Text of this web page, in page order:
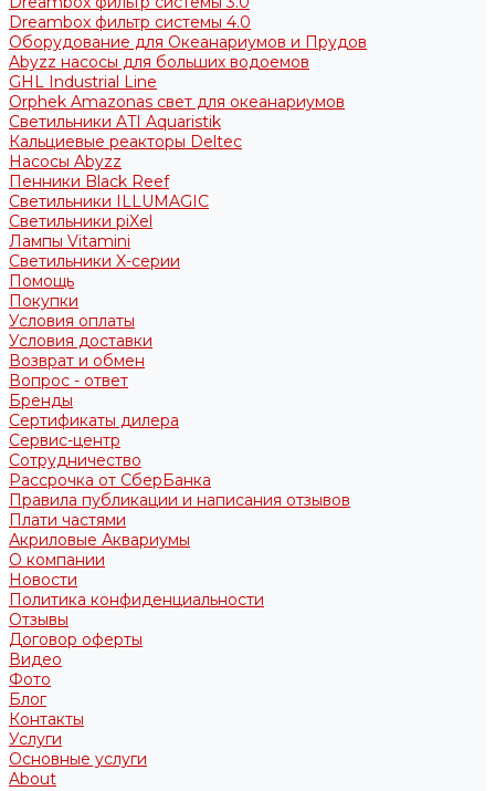
Dreambox фильтр системы 4.0
Оборудование для Океанариумов и Прудов
Abyzz насосы для больших водоемов
GHL Industrial Line
Orphek Amazonas свет для океанариумов
Светильники ATI Aquaristik
Кальциевые реакторы Deltec
Насосы Abyzz
Пенники Black Reef
Светильники ILLUMAGIC
Светильники piXel
Лампы Vitamini
Светильники X-серии
Помощь
Покупки
Условия оплаты
Условия доставки
Возврат и обмен
Вопрос - ответ
Бренды
Сертификаты дилера
Сервис-центр
Сотрудничество
Рассрочка от СберБанка
Правила публикации и написания отзывов
Плати частями
Акриловые Аквариумы
О компании
Новости
Политика конфиденциальности
Отзывы
Договор оферты
Видео
Фото
Блог
Контакты
Услуги
Основные услуги
About